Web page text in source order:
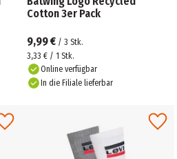
Cotton 3er Pack
9,99 € / 3 Stk.
3,33 € / 1 Stk.
Online verfügbar
In die Filiale lieferbar